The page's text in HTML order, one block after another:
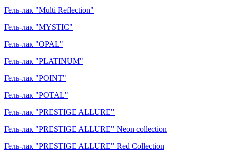
Гель-лак "Multi Reflection"
Гель-лак "MYSTIC"
Гель-лак "OPAL"
Гель-лак "PLATINUM"
Гель-лак "POINT"
Гель-лак "POTAL"
Гель-лак "PRESTIGE ALLURE"
Гель-лак "PRESTIGE ALLURE" Neon collection
Гель-лак "PRESTIGE ALLURE" Red Collection